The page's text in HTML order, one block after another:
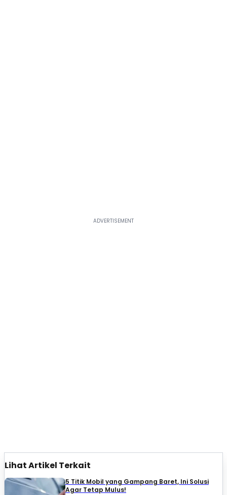
Lihat Artikel Terkait
5 Titik Mobil yang Gampang Baret, Ini Solusi
Agar Tetap Mulus!